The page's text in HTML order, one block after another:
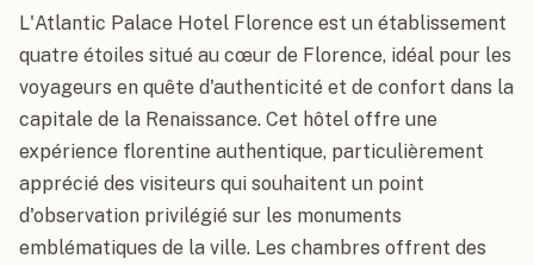
L'Atlantic Palace Hotel Florence est un établissement
quatre étoiles situé au cœur de Florence, idéal pour les
voyageurs en quête d'authenticité et de confort dans la
capitale de la Renaissance. Cet hôtel offre une
expérience florentine authentique, particulièrement
apprécié des visiteurs qui souhaitent un point
d'observation privilégié sur les monuments
emblématiques de la ville. Les chambres offrent des